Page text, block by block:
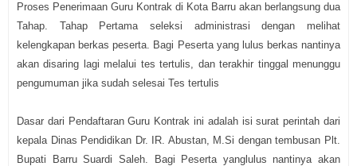
Proses Penerimaan Guru Kontrak di Kota Barru akan berlangsung dua
Tahap. Tahap Pertama seleksi administrasi dengan melihat
kelengkapan berkas peserta. Bagi Peserta yang lulus berkas nantinya
akan disaring lagi melalui tes tertulis, dan terakhir tinggal menunggu
pengumuman jika sudah selesai Tes tertulis
Dasar dari Pendaftaran Guru Kontrak ini adalah isi surat perintah dari
kepala Dinas Pendidikan Dr. IR. Abustan, M.Si dengan tembusan Plt.
Bupati Barru Suardi Saleh. Bagi Peserta yanglulus nantinya akan